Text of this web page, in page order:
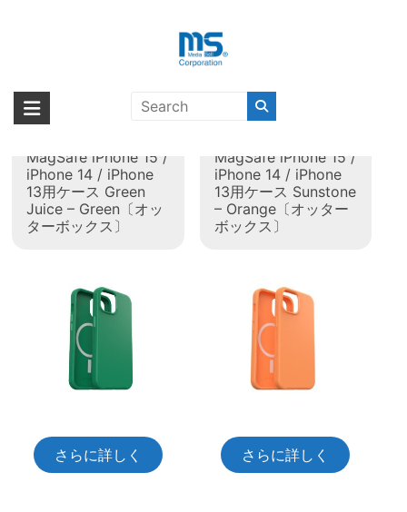
海外輸入ブランド商品｜株式会社
海外事業部が取り揃えている海外輸入商品には、日本では珍しい「海外ブ
ランド」をはじめ「ユニークな商品」「機能的な商品」「コストパフォー
タグ:
MagSafe iPhone 15 /
iPhone 14 / iPhone
13用ケース Green
Juice – Green〔オッ
ターボックス〕
さらに詳しく
MagSafe iPhone 15 /
iPhone 14 / iPhone
13用ケース Sunstone
– Orange〔オッター
ボックス〕
さらに詳しく